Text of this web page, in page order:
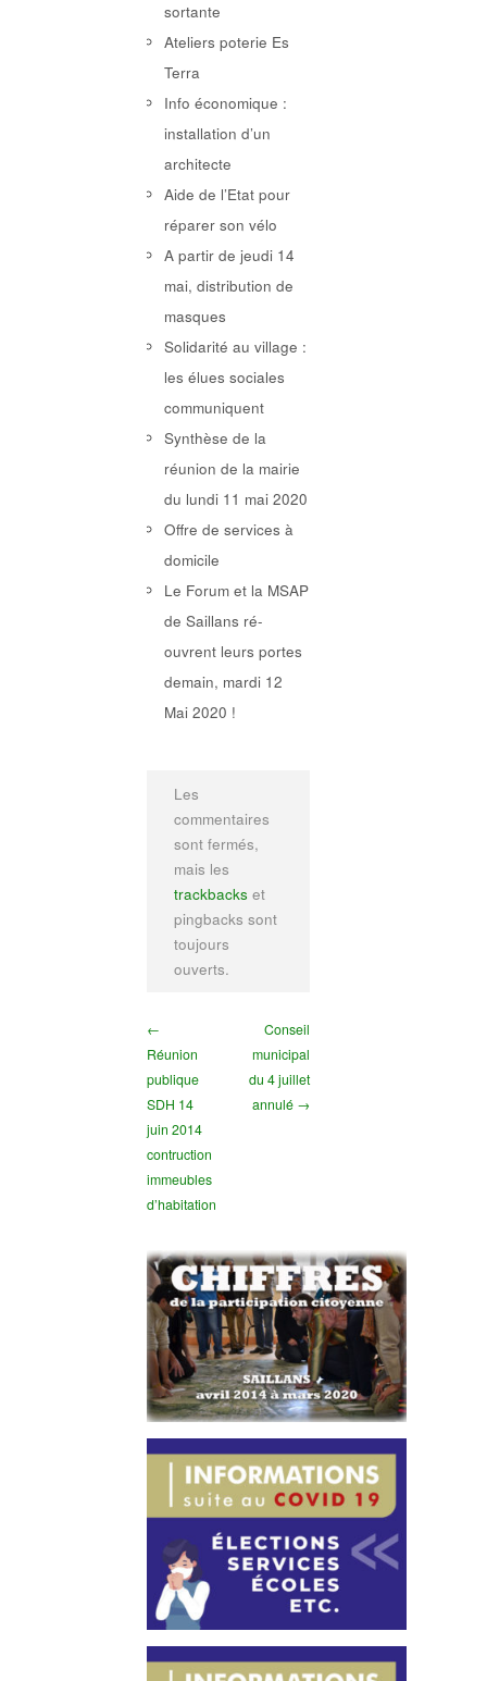
sortante
Ateliers poterie Es
Terra
Info économique :
installation d’un
architecte
Aide de l’Etat pour
réparer son vélo
A partir de jeudi 14
mai, distribution de
masques
Solidarité au village :
les élues sociales
communiquent
Synthèse de la
réunion de la mairie
du lundi 11 mai 2020
Offre de services à
domicile
Le Forum et la MSAP
de Saillans ré-
ouvrent leurs portes
demain, mardi 12
Mai 2020 !
Les
commentaires
sont fermés,
mais les
trackbacks et
pingbacks sont
toujours
ouverts.
←
Réunion
publique
SDH 14
juin 2014
contruction
immeubles
d’habitation
Conseil
municipal
du 4 juillet
annulé →